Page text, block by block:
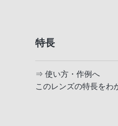
特長
⇒ 使い方・作例へ
このレンズの特長をわ